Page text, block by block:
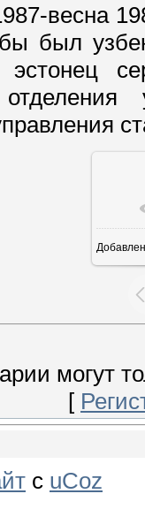
весна
был
могут
[
с uCoz